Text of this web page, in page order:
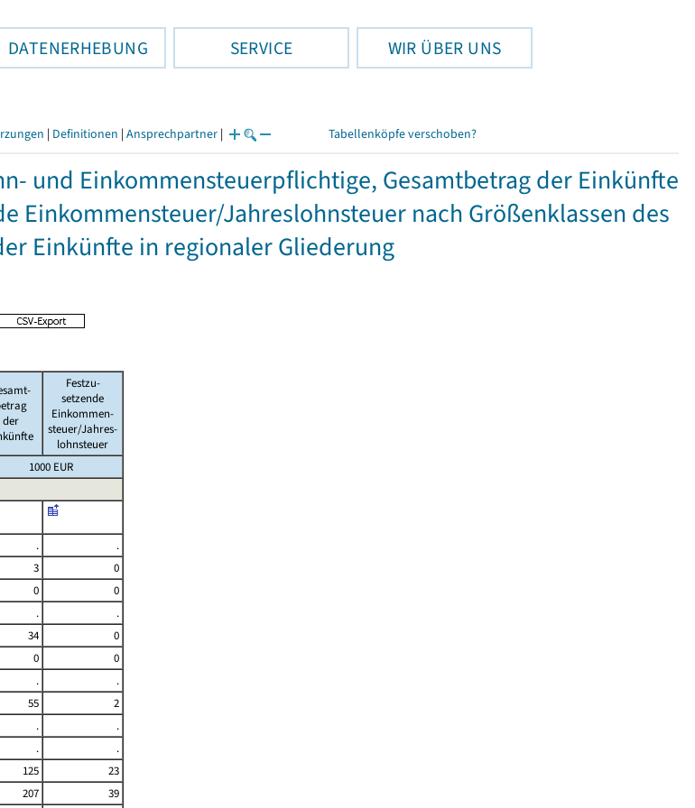
DATENERHEBUNG SERVICE WIR ÜBER UNS
| Definitionen | Ansprechpartner | Tabellenköpfe verschoben?
und Einkommensteuerpflichtige, Gesamtbetrag der Einkünfte
Einkommensteuer/Jahreslohnsteuer nach Größenklassen des
Einkünfte in regionaler Gliederung
der
Festzu-
setzende
Einkommen-
steuer/Jahres-
lohnsteuer
1000 EUR
.
.
3
0
0
0
.
.
34
0
0
0
.
.
55
2
.
.
.
.
125
23
207 39